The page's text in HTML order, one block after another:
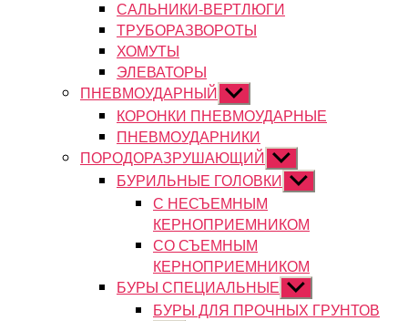
САЛЬНИКИ-ВЕРТЛЮГИ
ТРУБОРАЗВОРОТЫ
ХОМУТЫ
ЭЛЕВАТОРЫ
ПНЕВМОУДАРНЫЙ Показывать
подменю
КОРОНКИ ПНЕВМОУДАРНЫЕ
ПНЕВМОУДАРНИКИ
ПОРОДОРАЗРУШАЮЩИЙ Показывать
подменю
БУРИЛЬНЫЕ ГОЛОВКИ Показывать
подменю
С НЕСЪЕМНЫМ
КЕРНОПРИЕМНИКОМ
СО СЪЕМНЫМ
КЕРНОПРИЕМНИКОМ
БУРЫ СПЕЦИАЛЬНЫЕ Показывать
подменю
БУРЫ ДЛЯ ПРОЧНЫХ ГРУНТОВ